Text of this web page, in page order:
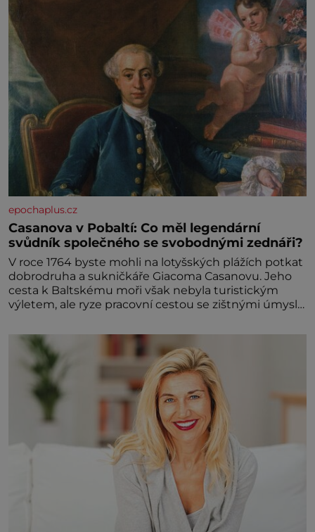
epochaplus.cz
Casanova v Pobaltí: Co měl legendární
svůdník společného se svobodnými zednáři?
V roce 1764 byste mohli na lotyšských plážích potkat
dobrodruha a sukničkáře Giacoma Casanovu. Jeho
cesta k Baltskému moři však nebyla turistickým
výletem, ale ryze pracovní cestou se zištnými úmysly.
procházel uličkami lotyšské Rigy? Casanova v Pobaltí
kontaktoval tamní zednářské lóže. Nebyl v této
oblasti žádným nováčkem, protože do zednářské